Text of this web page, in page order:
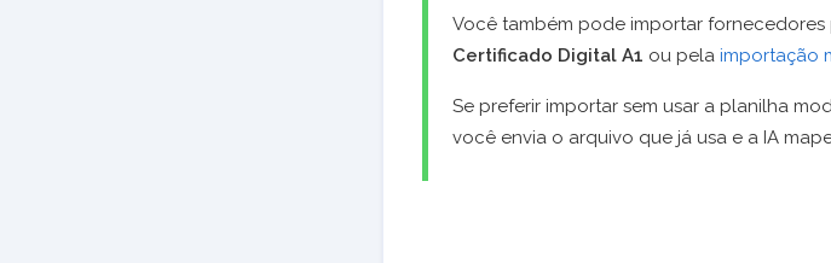
Você também pode importar fornecedores
Certificado Digital A1 ou pela importação
Se preferir importar sem usar a planilha
você envia o arquivo que já usa e a IA